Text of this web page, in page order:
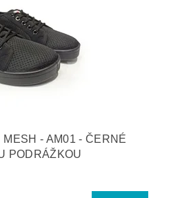
- AM01 - ČERNÉ
PODRÁŽKOU